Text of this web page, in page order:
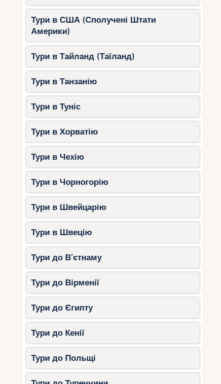
Тури в США (Сполучені Штати
Америки)
Тури в Тайланд (Таїланд)
Тури в Танзанію
Тури в Туніс
Тури в Хорватію
Тури в Чехію
Тури в Чорногорію
Тури в Швейцарію
Тури в Швецію
Тури до В’єтнаму
Тури до Вірменії
Тури до Єгипту
Тури до Кенії
Тури до Польщі